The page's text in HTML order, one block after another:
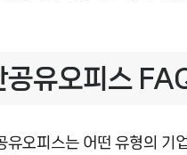
공유오피스
유오피스는 어떤 유형의 기